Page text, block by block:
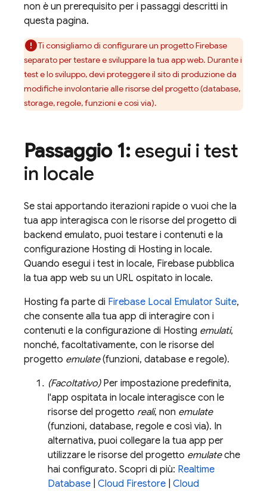
non è un prerequisito per i passaggi descritti in
questa pagina.
Ti consigliamo di configurare un progetto Firebase
separato per testare e sviluppare la tua app web. Durante i
test e lo sviluppo, devi proteggere il sito di produzione da
modifiche involontarie alle risorse del progetto (database,
storage, regole, funzioni e così via).
Passaggio 1: esegui i test
in locale
Se stai apportando iterazioni rapide o vuoi che la
tua app interagisca con le risorse del progetto di
backend emulato, puoi testare i contenuti e la
configurazione Hosting di Hosting in locale.
Quando esegui i test in locale, Firebase pubblica
la tua app web su un URL ospitato in locale.
Hosting fa parte di Firebase Local Emulator Suite,
che consente alla tua app di interagire con i
contenuti e la configurazione di Hosting emulati,
nonché, facoltativamente, con le risorse del
progetto emulate(funzioni, database e regole).
(Facoltativo)Per impostazione predefinita,
l'app ospitata in locale interagisce con le
risorse del progetto reali, non emulate
(funzioni, database, regole e così via). In
alternativa, puoi collegare la tua app per
utilizzare le risorse del progetto emulateche
hai configurato. Scopri di più: Realtime
Database Cloud Firestore Cloud